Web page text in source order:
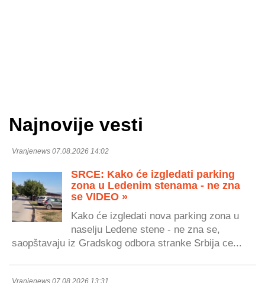
Najnovije vesti
Vranjenews 07.08.2026 14:02
SRCE: Kako će izgledati parking
zona u Ledenim stenama - ne zna
se VIDEO »
Kako će izgledati nova parking zona u
naselju Ledene stene - ne zna se,
saopštavaju iz Gradskog odbora stranke Srbija ce...
Vranjenews 07.08.2026 13:31